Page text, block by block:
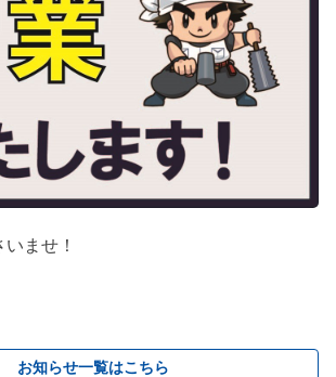
ませ！
お知らせ一覧はこちら